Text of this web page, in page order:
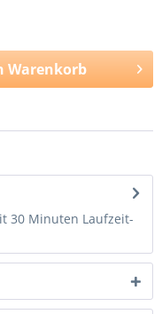
Warenkorb
30 Minuten Laufzeit-